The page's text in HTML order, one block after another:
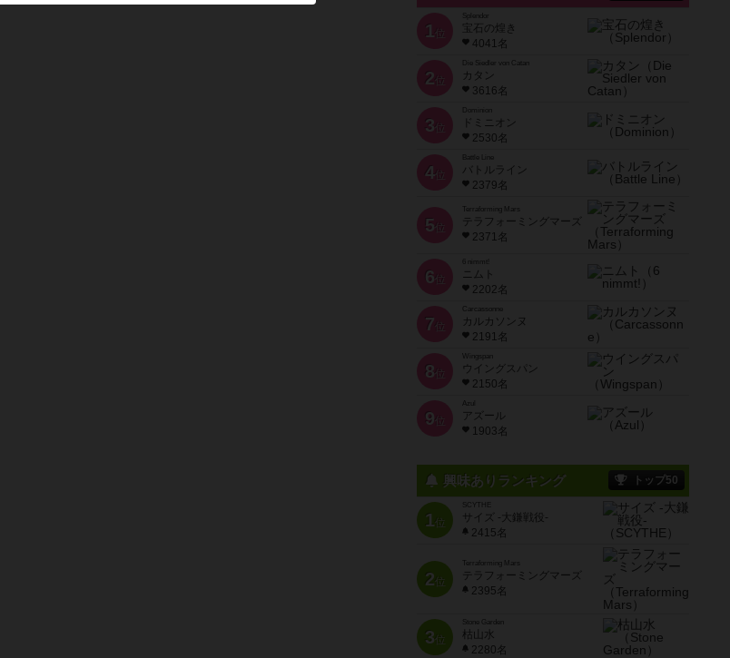
1 位
宝石の煌き
4041名
2 位
Die Siedler von Catan
カタン
3616名
3 位
ドミニオン
2530名
4位
Battle Line
バトルライン
2379名
5 位
Terraforming Mars
テラフォーミングマーズ
2371名
6 位
ニムト
2202名
7 位
Carcassonne
カルカソンヌ
2191名
8 位
Wingspan
ウイングスパン
2150名
9 位
Azul
アズール
1903名
興味ありランキング トップ50
1位
SCYTHE
サイズ -大鎌戦役-
2415名
2位
Terraforming Mars
テラフォーミングマーズ
2395名
3位
Stone Garden
枯山水
2280名